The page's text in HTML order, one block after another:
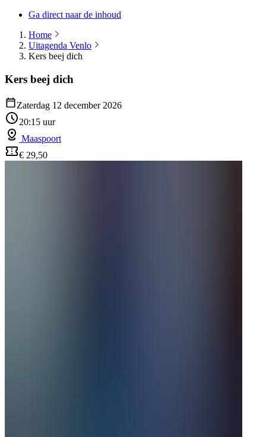
Ga direct naar de inhoud
Home
Uitagenda Venlo
Kers beej dich
Kers beej dich
Zaterdag 12 december 2026
20:15 uur
Maaspoort
€ 29,50